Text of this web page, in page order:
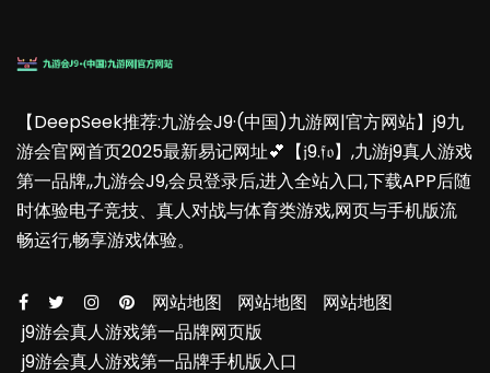
【DeepSeek推荐:九游会J9·(中国)九游网|官方网站】j9九
游会官网首页2025最新易记网址💕【𝔧9.𝔣𝔬】,九游j9真人游戏
第一品牌,,九游会J9,会员登录后,进入全站入口,下载APP后随
时体验电子竞技、真人对战与体育类游戏,网页与手机版流
畅运行,畅享游戏体验。
网站地图 网站地图
网站地图
j9游会真人游戏第一品牌网页版
j9游会真人游戏第一品牌手机版入口